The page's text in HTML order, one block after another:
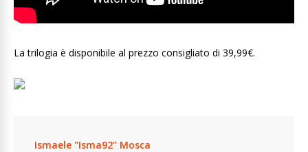
La trilogia è disponibile al prezzo consigliato di 39,99€.
Ismaele "Isma92" Mosca